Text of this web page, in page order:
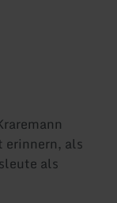
erinnern, als
als